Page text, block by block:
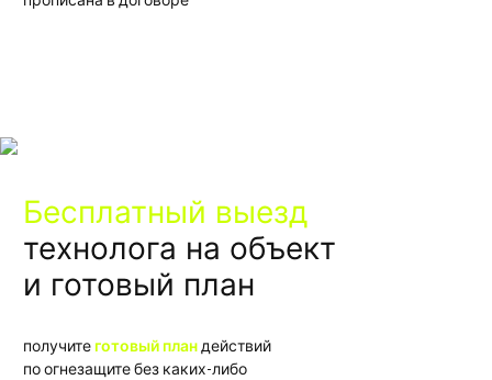
Бесплатный выезд
технолога на объект
и готовый план
получите готовый план действий
по огнезащите без каких-либо